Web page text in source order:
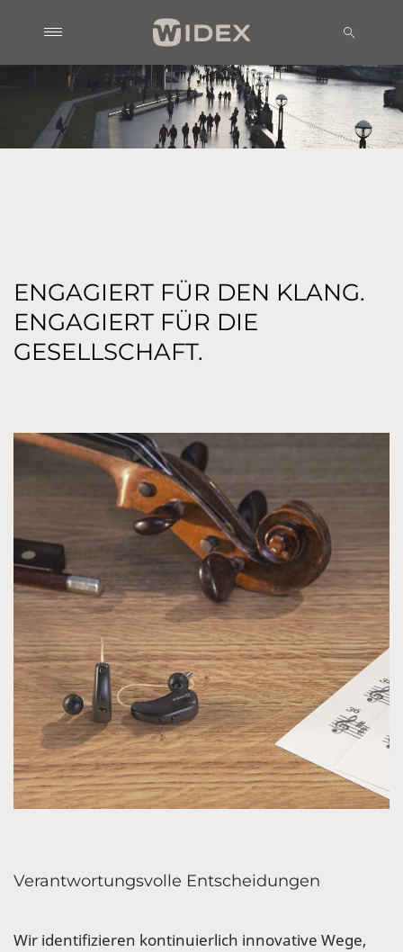
ENGAGIERT FÜR DEN KLANG.
ENGAGIERT FÜR DIE
GESELLSCHAFT.
Verantwortungsvolle Entscheidungen
Wir identifizieren kontinuierlich innovative Wege,